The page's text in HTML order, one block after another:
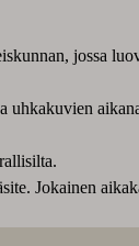
jossa
uhkakuvien
Jokainen